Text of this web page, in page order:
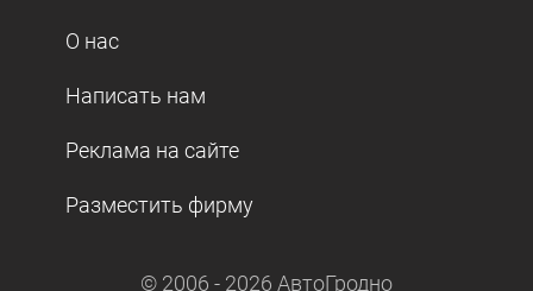
О нас
Написать нам
Реклама на сайте
Разместить фирму
© 2006 - 2026 АвтоГродно